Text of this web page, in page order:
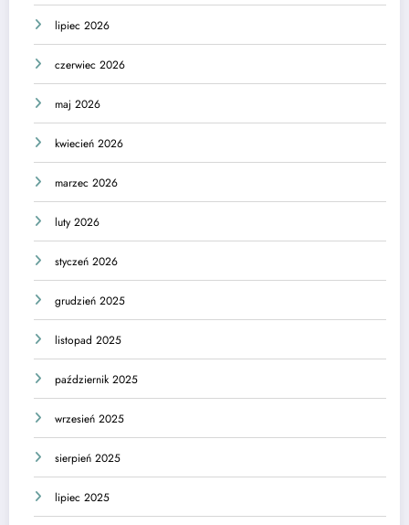
lipiec 2026
czerwiec 2026
maj 2026
kwiecień 2026
marzec 2026
luty 2026
styczeń 2026
grudzień 2025
listopad 2025
październik 2025
wrzesień 2025
sierpień 2025
lipiec 2025